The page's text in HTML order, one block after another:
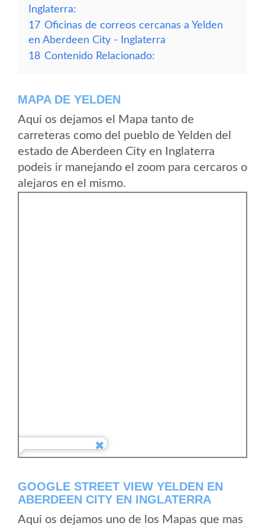
Inglaterra:
17 Oficinas de correos cercanas a Yelden
en Aberdeen City - Inglaterra
18 Contenido Relacionado:
MAPA DE YELDEN
Aqui os dejamos el Mapa tanto de
carreteras como del pueblo de Yelden del
estado de Aberdeen City en Inglaterra
podeis ir manejando el zoom para cercaros o
alejaros en el mismo.
GOOGLE STREET VIEW YELDEN EN
ABERDEEN CITY EN INGLATERRA
Aqui os dejamos uno de los Mapas que mas